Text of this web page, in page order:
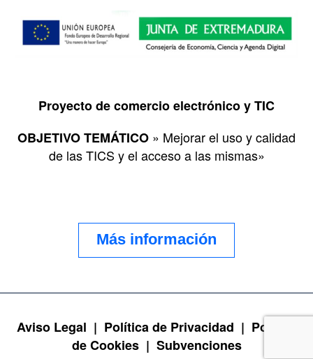
Proyecto de comercio electrónico y TIC
OBJETIVO TEMÁTICO » Mejorar el uso y calidad
de las TICS y el acceso a las mismas»
Más información
Aviso Legal | Política de Privacidad | Política
de Cookies | Subvenciones